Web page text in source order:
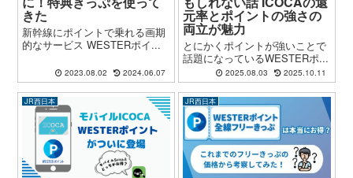
きた
新幹線にポイントで乗れる画期
的なサービス WESTERポイ...
2023.08.02 2024.06.07
元率とポイントの強さの
両立が魅力
とにかくポイントが強いことで
話題になっているWESTERポ...
2025.08.03 2025.10.11
JR西日本 JR西日本